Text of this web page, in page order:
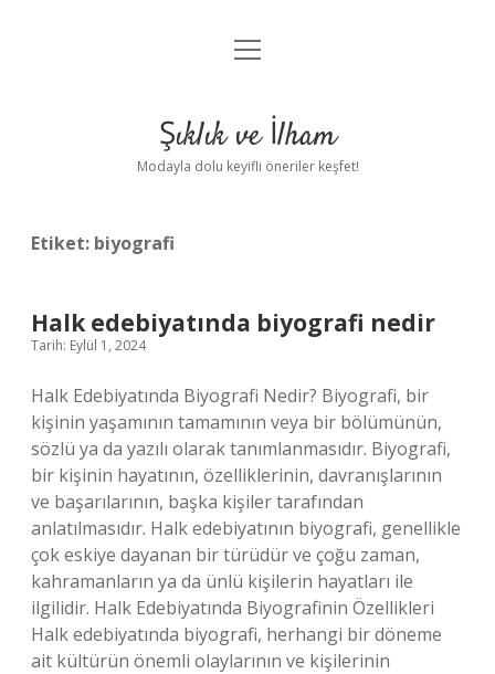
Anasayfa
Yasal Uyarı
menüyü
Şıklık ve İlham
Modayla dolu keyifli öneriler keşfet!
Etiket: biyografi
Halk edebiyatında biyografi nedir
Tarih: Eylül 1, 2024
Halk Edebiyatında Biyografi Nedir? Biyografi, bir
kişinin yaşamının tamamının veya bir bölümünün,
sözlü ya da yazılı olarak tanımlanmasıdır. Biyografi,
bir kişinin hayatının, özelliklerinin, davranışlarının
ve başarılarının, başka kişiler tarafından
anlatılmasıdır. Halk edebiyatının biyografi, genellikle
çok eskiye dayanan bir türüdür ve çoğu zaman,
kahramanların ya da ünlü kişilerin hayatları ile
ilgilidir. Halk Edebiyatında Biyografinin Özellikleri
Halk edebiyatında biyografi, herhangi bir döneme
ait kültürün önemli olaylarının ve kişilerinin